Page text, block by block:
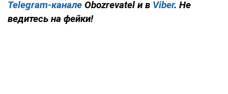
Telegram-канале Obozrevatel и в Viber. Не
ведитесь на фейки!